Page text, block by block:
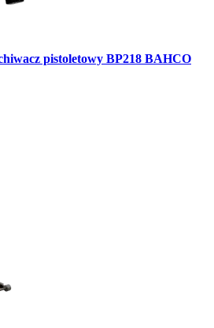
pistoletowy BP218 BAHCO